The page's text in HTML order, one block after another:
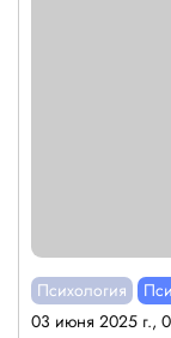
Психология
03 июня 2025 г.,